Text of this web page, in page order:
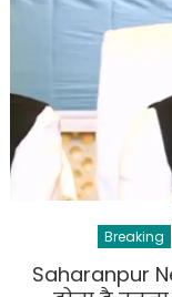
Breaking
Saharanpur